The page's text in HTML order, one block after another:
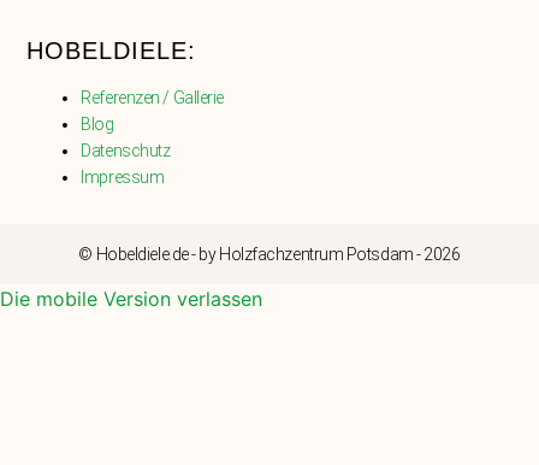
HOBELDIELE:
Referenzen / Gallerie
Blog
Datenschutz
Impressum
© Hobeldiele.de - by Holzfachzentrum Potsdam - 2026
Die mobile Version verlassen